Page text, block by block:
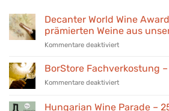
Decanter World Wine
prämierten Weine aus
Kommentare deaktiviertfür
World
Wine
Awards
Ungarns
BorStore Fachverkostung
Kommentare deaktiviertfür
Fachverkostung
Hungarian Wine Parade –